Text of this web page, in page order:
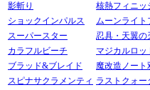
影斬り
核熱フィニッ
ショックインパルス
ムーンライト
スーパースター
忍具・天翼の
カラフルビーチ
マジカルロッ
ブラッド&ブレイド
魔改造ノート
スピナサクラメンティ ラストクォー